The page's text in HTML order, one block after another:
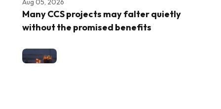
Aug 05, 2026
Many CCS projects may falter quietly
without the promised benefits